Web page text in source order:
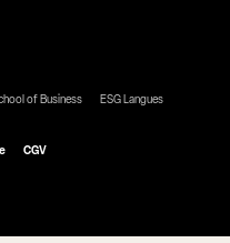
of Business
ESG Langues
CGV